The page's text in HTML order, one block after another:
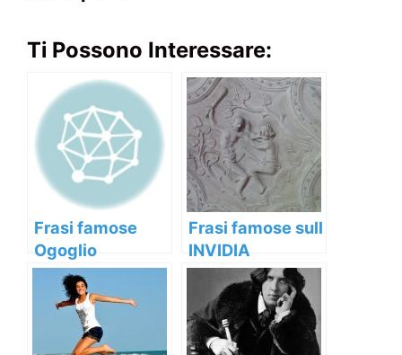
Ti Possono Interessare:
Frasi famose
Ogoglio
Frasi famose sull
INVIDIA